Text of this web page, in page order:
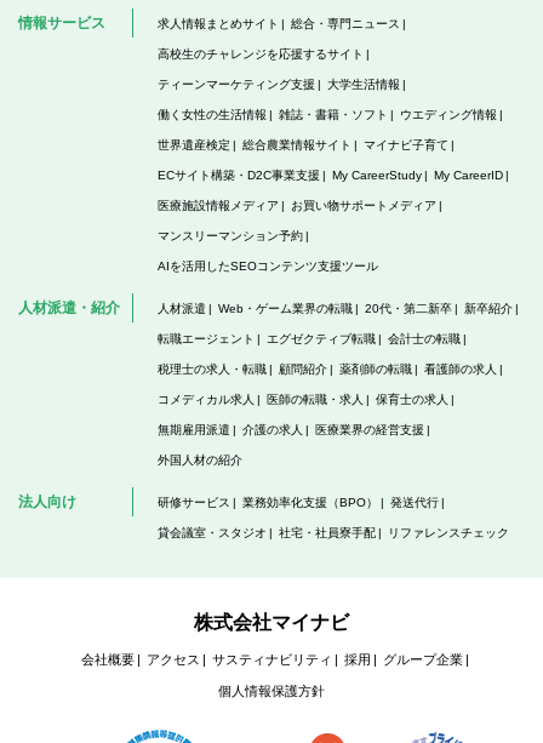
情報サービス 求人情報まとめサイト 総合・専門ニュース
高校生のチャレンジを応援するサイト
ティーンマーケティング支援 大学生活情報
働く女性の生活情報 雑誌・書籍・ソフト ウエディング情報
世界遺産検定 総合農業情報サイト マイナビ子育て
ECサイト構築・D2C事業支援 My CareerStudy My CareerID
医療施設情報メディア お買い物サポートメディア
マンスリーマンション予約
AIを活用したSEOコンテンツ支援ツール
人材派遣・紹介 人材派遣 Web・ゲーム業界の転職 20代・第二新卒 新卒紹介
転職エージェント エグゼクティブ転職 会計士の転職
税理士の求人・転職 顧問紹介 薬剤師の転職 看護師の求人
コメディカル求人 医師の転職・求人 保育士の求人
無期雇用派遣 介護の求人 医療業界の経営支援
外国人材の紹介
法人向け 研修サービス 業務効率化支援（BPO） 発送代行
貸会議室・スタジオ 社宅・社員寮手配 リファレンスチェック
株式会社マイナビ
会社概要 アクセス サスティナビリティ 採用 グループ企業
個人情報保護方針